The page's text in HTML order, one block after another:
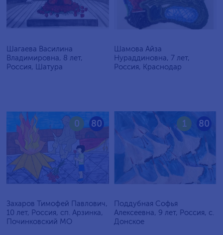
Шагаева Василина
Владимировна, 8 лет,
Россия, Шатура
Шамова Айза
Нураддиновна, 7 лет,
Россия, Краснодар
80
0
Захаров Тимофей Павлович,
10 лет, Россия, сп. Арзинка,
Починковский МО
80
1
Поддубная Софья
Алексеевна, 9 лет, Россия, c.
Донское